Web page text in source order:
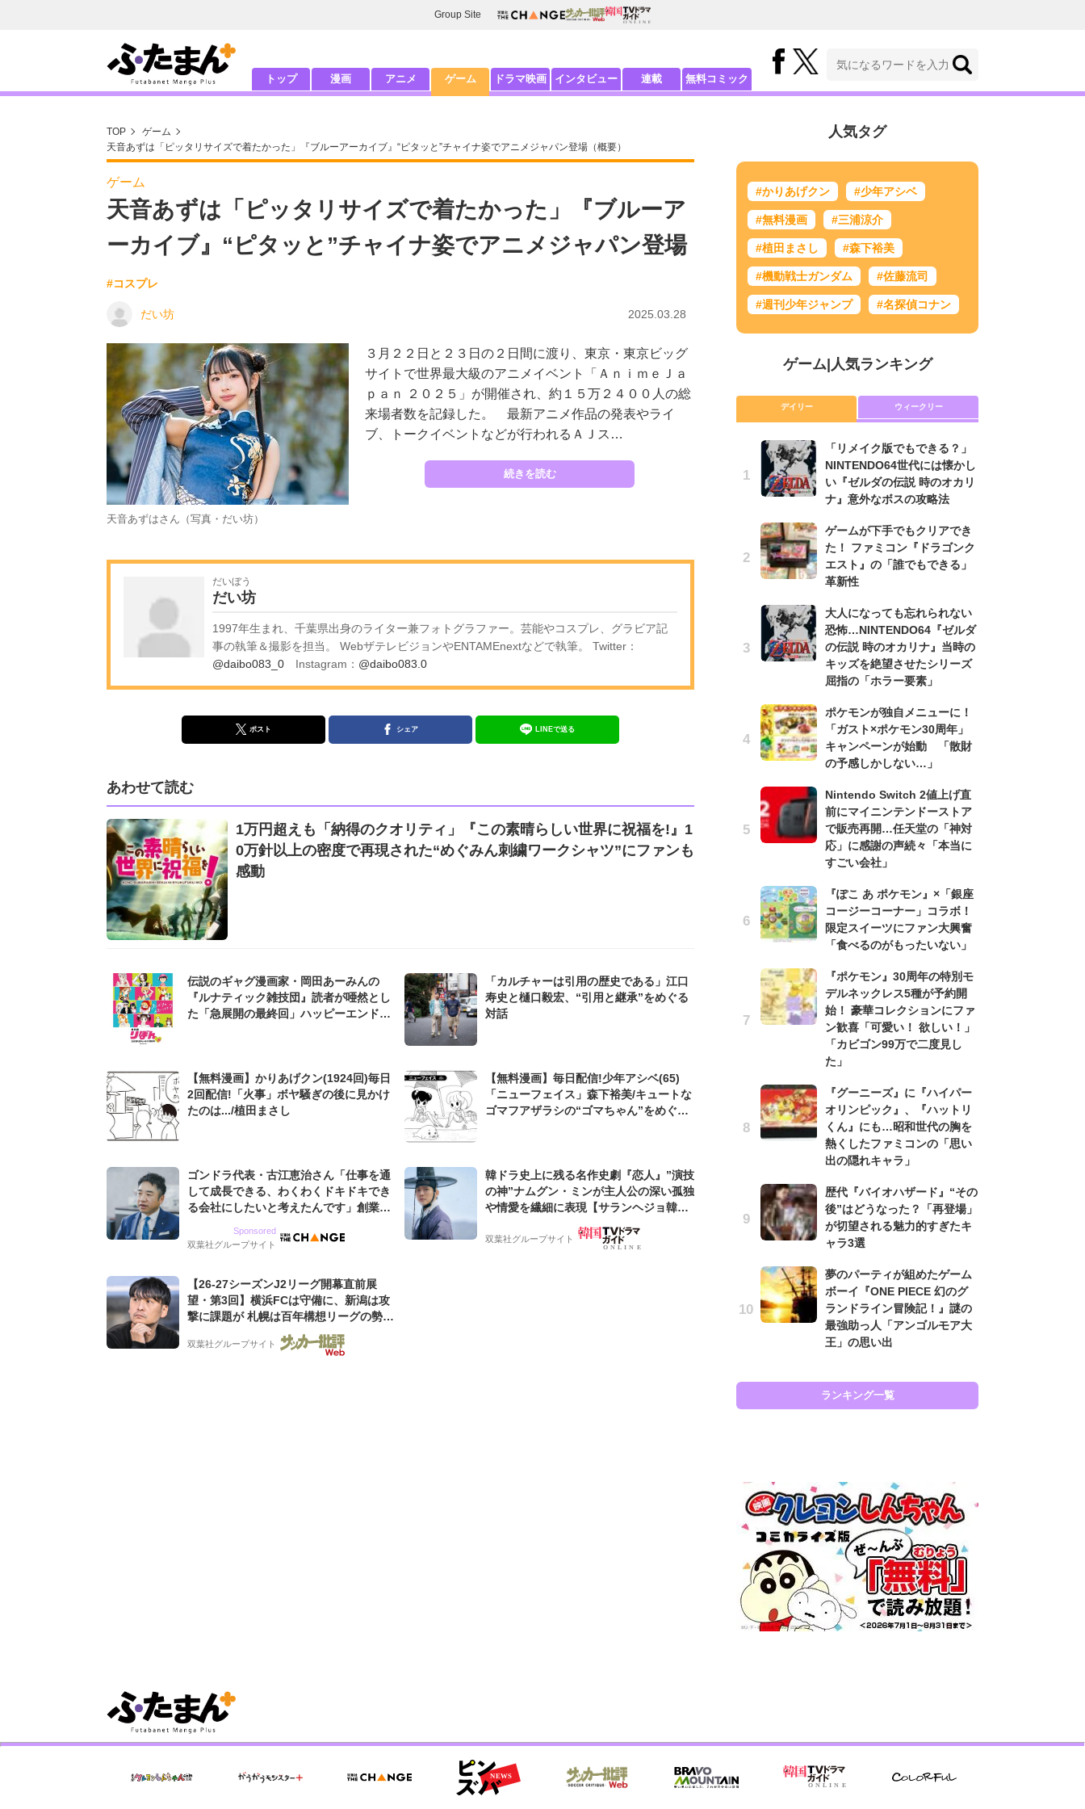
Group Site
トップ 漫画 アニメ ゲーム ドラマ映画 インタビュー 連載 無料コミック
TOP
ゲーム
天音あずは「ピッタリサイズで着たかった」『ブルーアーカイブ』“ピタッと”チャイナ姿でアニメジャパン登場（概要）
ゲーム
天音あずは「ピッタリサイズで着たかった」『ブルーア
ーカイブ』“ピタッと”チャイナ姿でアニメジャパン登場
#コスプレ
だい坊 2025.03.28
天音あずはさん（写真・だい坊）
３月２２日と２３日の２日間に渡り、東京・東京ビッグ
サイトで世界最大級のアニメイベント「ＡｎｉｍｅＪａ
ｐａｎ ２０２５」が開催され、約１５万２４００人の総
来場者数を記録した。 最新アニメ作品の発表やライ
ブ、トークイベントなどが行われるＡＪス…
続きを読む
だいぼう
だい坊
1997年生まれ、千葉県出身のライター兼フォトグラファー。芸能やコスプレ、グラビア記
事の執筆＆撮影を担当。 WebザテレビジョンやENTAMEnextなどで執筆。 Twitter：
@daibo083_0 Instagram： @daibo083.0
ポスト シェア LINEで送る
あわせて読む
1万円超えも「納得のクオリティ」『この素晴らしい世界に祝福を!』1
0万針以上の密度で再現された“めぐみん刺繍ワークシャツ”にファンも
感動
伝説のギャグ漫画家・岡田あーみんの
『ルナティック雑技団』読者が唖然とし
た「急展開の最終回」ハッピーエンドじ
「カルチャーは引用の歴史である」江口
寿史と樋口毅宏、“引用と継承”をめぐる
対話
【無料漫画】かりあげクン(1924回)毎日
2回配信!「火事」ボヤ騒ぎの後に見かけ
たのは.../植田まさし
【無料漫画】毎日配信!少年アシベ(65)
「ニューフェイス」森下裕美/キュートな
ゴマフアザラシの“ゴマちゃん”をめぐる
ゴンドラ代表・古江恵治さん「仕事を通
して成長できる、わくわくドキドキでき
る会社にしたいと考えたんです」創業来
グ会社のアイデンティティ
Sponsored
双葉社グループサイト
韓ドラ史上に残る名作史劇『恋人』”演技
の神”ナムグン・ミンが主人公の深い孤独
や情愛を繊細に表現【サランヘジョ韓ド
双葉社グループサイト
【26-27シーズンJ2リーグ開幕直前展
望・第3回】横浜FCは守備に、新潟は攻
撃に課題が 札幌は百年構想リーグの勢い
を維持できるか【戸塚啓のJ2のミカタ】
(2)
双葉社グループサイト
人気タグ
#かりあげクン #少年アシベ
#無料漫画 #三浦涼介
#植田まさし #森下裕美
#機動戦士ガンダム #佐藤流司
#週刊少年ジャンプ #名探偵コナン
ゲーム| 人気ランキング
デイリー ウィークリー
「リメイク版でもできる？」
NINTENDO64世代には懐かし
い『ゼルダの伝説 時のオカリ
ナ』意外なボスの攻略法
ゲームが下手でもクリアでき
た！ ファミコン『ドラゴンク
エスト』の「誰でもできる」
革新性
大人になっても忘れられない
恐怖…NINTENDO64『ゼルダ
の伝説 時のオカリナ』当時の
キッズを絶望させたシリーズ
屈指の「ホラー要素」
ポケモンが独自メニューに！
「ガスト×ポケモン30周年」
キャンペーンが始動 「散財
の予感しかしない…」
Nintendo Switch 2値上げ直
前にマイニンテンドーストア
で販売再開…任天堂の「神対
応」に感謝の声続々「本当に
すごい会社」
『ぽこ あ ポケモン』×「銀座
コージーコーナー」コラボ！
限定スイーツにファン大興奮
「食べるのがもったいない」
『ポケモン』30周年の特別モ
デルネックレス5種が予約開
始！ 豪華コレクションにファ
ン歓喜「可愛い！ 欲しい！」
「カビゴン99万で二度見し
た」
『グーニーズ』に『ハイパー
オリンピック』、『ハットリ
くん』にも…昭和世代の胸を
熱くしたファミコンの「思い
出の隠れキャラ」
歴代『バイオハザード』“その
後”はどうなった？「再登場」
が切望される魅力的すぎたキ
ャラ3選
夢のパーティが組めたゲーム
ボーイ『ONE PIECE 幻のグ
ランドライン冒険記！』謎の
最強助っ人「アンゴルモア大
王」の思い出
ランキング一覧